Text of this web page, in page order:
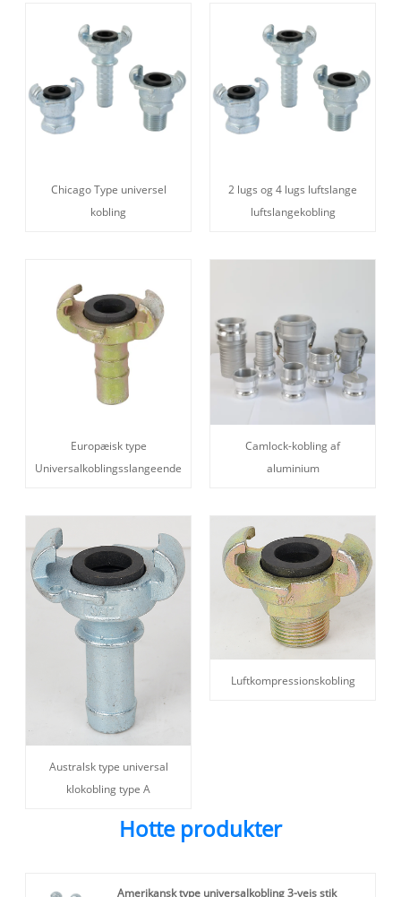
Chicago Type universel
kobling
2 lugs og 4 lugs luftslange
luftslangekobling
Europæisk type
Universalkoblingsslangeende
Camlock-kobling af
aluminium
Australsk type universal
klokobling type A
Luftkompressionskobling
Hotte produkter
Amerikansk type universalkobling 3-vejs stik